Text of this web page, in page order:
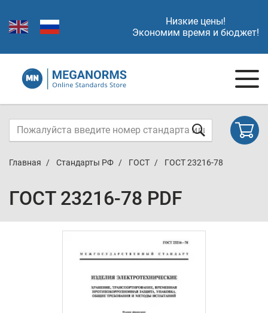
Низкие цены!
Экономим время и бюджет!
Главная Стандарты РФ ГОСТ ГОСТ 23216-78
ГОСТ 23216-78 PDF